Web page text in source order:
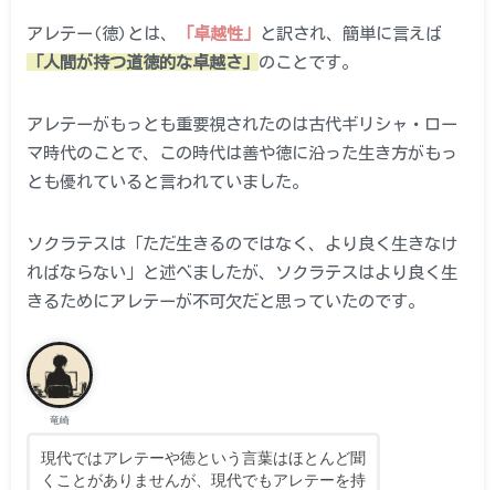
アレテー(徳)とは、 「卓越性」
と訳され、簡単に言えば
「人間が持つ道徳的な卓越さ」 のことです。
アレテーがもっとも重要視されたのは古代ギリシャ・ロー
マ時代のことで、この時代は善や徳に沿った生き方がもっ
とも優れていると言われていました。
ソクラテスは「ただ生きるのではなく、より良く生きなけ
ればならない」と述べましたが、ソクラテスはより良く生
きるためにアレテーが不可欠だと思っていたのです。
竜崎
現代ではアレテーや徳という言葉はほとんど聞
くことがありませんが、現代でもアレテーを持